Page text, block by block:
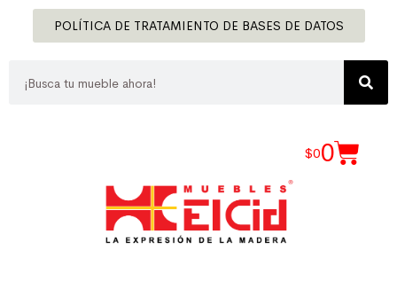
POLÍTICA DE TRATAMIENTO DE BASES DE DATOS
$00